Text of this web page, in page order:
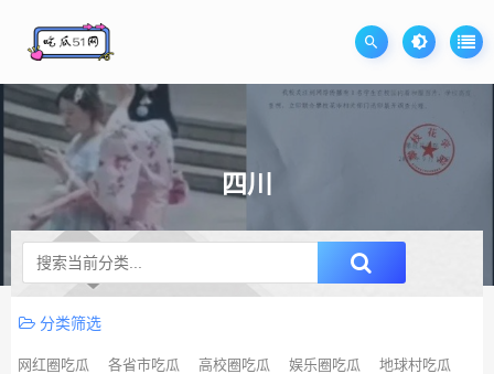
四川
升级SVIP无限免费下载
分类筛选
网红圈吃瓜 各省市吃瓜 高校圈吃瓜 娱乐圈吃瓜 地球村吃瓜